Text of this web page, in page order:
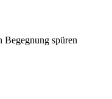
Begegnung spüren